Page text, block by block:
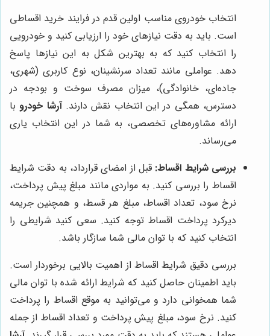
انتخاب خودروی مناسب اولین قدم در فرایند خرید اقساطی
است. باید به دقت نیازهای خود را ارزیابی کنید و خودرویی
را انتخاب کنید که به بهترین شکل به این نیازها پاسخ
دهد. عواملی مانند تعداد سرنشینان، نوع کاربری (شهری،
جاده‌ای، خانوادگی)، میزان مصرف سوخت و بودجه در
دسترس، همگی در این انتخاب نقش دارند.آرشا خودروبا
ارائه مشاوره‌های تخصصی، به شما در این انتخاب یاری
می‌رساند.
بررسی شرایط اقساط: قبل از امضای قرارداد، به دقت شرایط
اقساط را بررسی کنید. به مواردی مانند مبلغ پیش پرداخت،
نرخ سود، تعداد اقساط، مبلغ هر قسط، و همچنین جریمه
دیرکرد پرداخت اقساط توجه کنید. سعی کنید شرایطی را
انتخاب کنید که با توان مالی شما سازگار باشد.
بررسی دقیق شرایط اقساط از اهمیت بالایی برخوردار است.
باید اطمینان حاصل کنید که شرایط ارائه شده با توان مالی
شما همخوانی دارد و می‌توانید به موقع اقساط را پرداخت
کنید. نرخ سود، مبلغ پیش پرداخت و تعداد اقساط از جمله